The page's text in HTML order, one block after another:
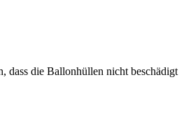
dass die Ballonhüllen nicht beschädigt